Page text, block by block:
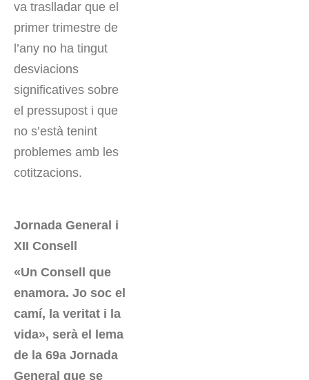
va traslladar que el
primer trimestre de
l’any no ha tingut
desviacions
significatives sobre
el pressupost i que
no s’està tenint
problemes amb les
cotitzacions.
Jornada General i
XII Consell
«Un Consell que
enamora. Jo soc el
camí, la veritat i la
vida», serà el lema
de la 69a Jornada
General que se